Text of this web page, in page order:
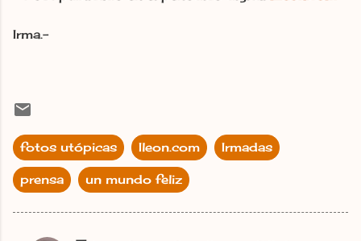
Irma.-
fotos utópicas Ileon.com Irmadas
prensa un mundo feliz